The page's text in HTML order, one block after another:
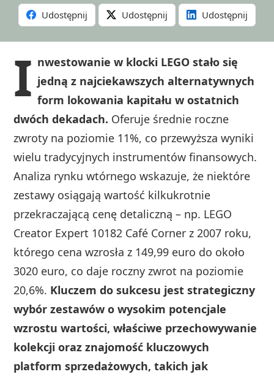
Udostępnij Udostępnij Udostępnij
I nwestowanie w klocki LEGO stało się
jedną z najciekawszych alternatywnych
form lokowania kapitału w ostatnich
dwóch dekadach. Oferuje średnie roczne
zwroty na poziomie 11%, co przewyższa wyniki
wielu tradycyjnych instrumentów finansowych.
Analiza rynku wtórnego wskazuje, że niektóre
zestawy osiągają wartość kilkukrotnie
przekraczającą cenę detaliczną – np. LEGO
Creator Expert 10182 Café Corner z 2007 roku,
którego cena wzrosła z 149,99 euro do około
3020 euro, co daje roczny zwrot na poziomie
20,6%. Kluczem do sukcesu jest strategiczny
wybór zestawów o wysokim potencjale
wzrostu wartości, właściwe przechowywanie
kolekcji oraz znajomość kluczowych
platform sprzedażowych, takich jak